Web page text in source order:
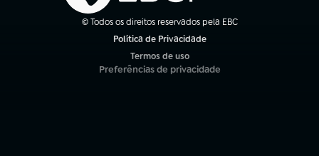
© Todos os direitos reservados pela EBC
Política de Privacidade
Termos de uso
(abre em nova aba)
Preferências de privacidade